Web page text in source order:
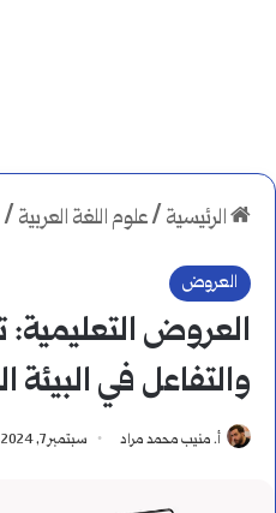
الرئيسية /علوم اللغة العربية /
العروض
العروض التعليمية:
والتفاعل في البيئة
أ. منيب محمد مراد سبتمبر 7, 2024